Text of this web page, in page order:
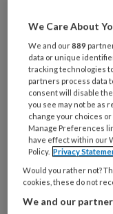
achtergrond
De
Sinds enkele
opleiding in de
opmars.Naast
werken er
We Care About
We and our889
data or unique
tracking technologies
partners process data
consent will disable
you see may not be as
change your choices
Manage Preferences
have effect within our
Policy. Privacy
Would you rather not?
cookies, these do not
We and our